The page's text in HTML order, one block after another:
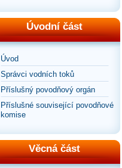
Úvodní část
Úvod
Správci vodních toků
Příslušný povodňový orgán
Příslušné související povodňové
komise
Věcná část